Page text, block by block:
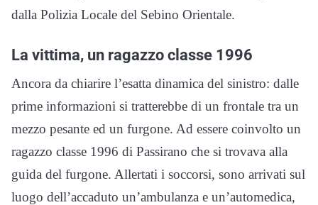
dalla Polizia Locale del Sebino Orientale.
La vittima, un ragazzo classe 1996
Ancora da chiarire l’esatta dinamica del sinistro: dalle
prime informazioni si tratterebbe di un frontale tra un
mezzo pesante ed un furgone. Ad essere coinvolto un
ragazzo classe 1996 di Passirano che si trovava alla
guida del furgone. Allertati i soccorsi, sono arrivati sul
luogo dell’accaduto un’ambulanza e un’automedica,